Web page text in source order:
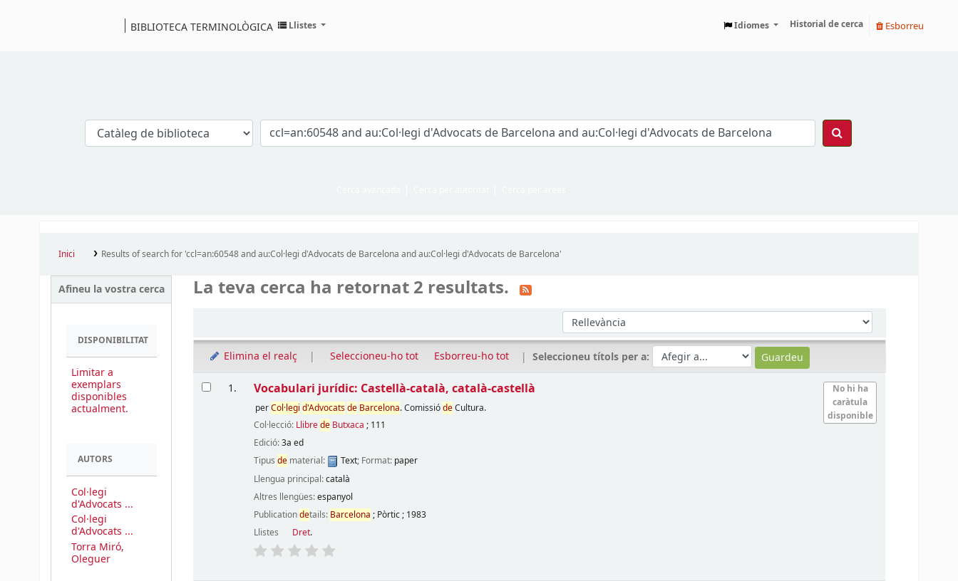
BIBLIOTECA TERMINOLÒGICA Llistes Idiomes Historial de cerca Esborreu
Inici Results of search for 'ccl=an:60548 and au:Col·legi d'Advocats de Barcelona and au:Col·legi d'Advocats de Barcelona'
Afineu la vostra cerca
DISPONIBILITAT
Limitar a
exemplars
disponibles
actualment.
AUTORS
Col·legi
d'Advocats ...
Col·legi
d'Advocats ...
Torra Miró,
Oleguer
La teva cerca ha retornat 2 resultats.
Ordeneu per:
Elimina el realç Seleccioneu-ho tot Esborreu-ho tot Seleccioneu títols per a:
Resultats
1.
No hi ha
caràtula
disponible
Vocabulari jurídic: Castellà-català, català-castellà
perCol·legi d'Advocatsde Barcelona. ComissiódeCultura.
Col·lecció: Llibrede Butxaca ; 111
Edició:3a ed
Tipusde material: Text; Format: paper
Llengua principal:català
Altres llengües:espanyol
Publicationdetails: Barcelona ; Pòrtic; 1983
Llistes
Dret.